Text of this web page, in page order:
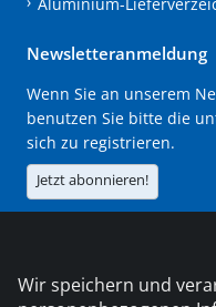
Newsletteranmeldung
Wenn Sie an unserem
benutzen Sie bitte die
sich zu registrieren.
Jetzt abonnieren!
Die DVS Media
Wir speichern und